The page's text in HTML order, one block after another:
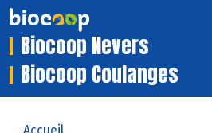
Biocoop Nevers
Biocoop Coulanges